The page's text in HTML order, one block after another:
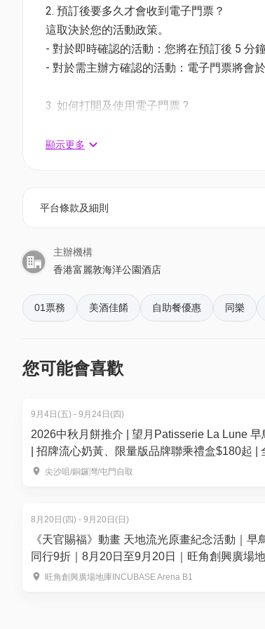
適用於星期五至日及公眾假期 | 18:00-
價錢：$835 | 原價：$1,020.8 | 82折
分店名稱及地址
如何前往：乘搭港鐵南港島綫至
嘉年華燒烤狂歡主題適用至2026年6月30
所有已付款人數以憑證上作準，如閣下
攜同3-11歲小童請 WhatsApp 至
小童３歲以下不用收費，但需要安排座
請參閱 :https://document-tc.galaxy.tf/
商品一經訂購完成後，即不可取消、更
除非經餐廳同意，套餐內容不可更改。
惡劣天氣安排(此安排不適用於紅色或黑
號時,餐廳仍會繼續營業。
如已於網上繳付款項未能前往，則可更
方案不可分拆或合併賬單以兌換多張憑證
人數十位或以上有機會安排分檯在附近
若自助餐訂當日訂座較滿時，座位根據
所有座位安排根據訂座日子先後次序排
2. 預訂後要多久才會收到電子門票？
這取決於您的活動政策。
- 對於即時確認的活動：您將在預訂後 5 分
- 對於需主辦方確認的活動：電子門票將會
3. 如何打開及使用電子門票 ?
相關活動電子門票；
4. 我預訂了活動，但還沒收到確認電郵，該
5. 下單後，我可以修改訂單或申請退款嗎？
訂單確認後，不設修改及退款，如需更多協
6. 如何賺取及使用 01 積分？
顯示更多
平台條款及細則
主辦機構
香港富麗敦海洋公園酒店
01票務 美酒佳餚 自助餐優惠 同樂
您可能會喜歡
9月4日(五) - 9月24日(四)
2026中秋月餅推介 | 望月Patisserie La Lune 早
| 招牌流心奶黃、限量版品牌聯乘禮盒$180起 |
區便利換領
尖沙咀/銅鑼灣/屯門自取
8月20日(四) - 9月20日(日)
《天官賜福》動畫 天地流光原畫紀念活動｜早
同行9折｜8月20日至9月20日｜旺角創興廣場
旺角創興廣場地庫INCUBASE Arena B1